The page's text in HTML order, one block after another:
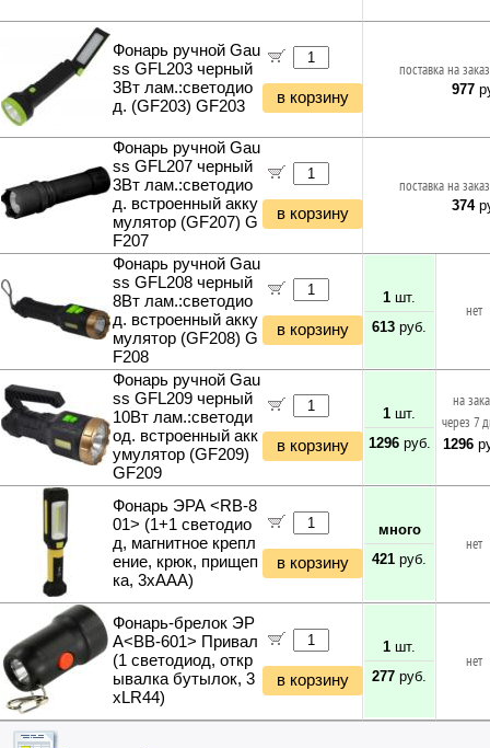
Фонарь ручной Gau
ss GFL203 черный
3Вт лам.:светодио
д. (GF203) GF203
в корзину
поставка на
977
Фонарь ручной Gau
ss GFL207 черный
3Вт лам.:светодио
д. встроенный акку
мулятор (GF207) G
F207
в корзину
поставка на
374
Фонарь ручной Gau
ss GFL208 черный
8Вт лам.:светодио
д. встроенный акку
мулятор (GF208) G
F208
в корзину
1 шт.
613 руб.
нет
Фонарь ручной Gau
ss GFL209 черный
10Вт лам.:светоди
од. встроенный акк
умулятор (GF209)
GF209
в корзину
1 шт.
1296руб.
на
через 7
1296
Фонарь ЭРА <RB-8
01> (1+1 светодио
д, магнитное крепл
ение, крюк, прищеп
ка, 3xAAA)
в корзину
много
421 руб.
нет
Фонарь-брелок ЭР
А<BB-601> Привал
(1 светодиод, откр
ывалка бутылок, 3
xLR44)
в корзину
1 шт.
277 руб.
нет